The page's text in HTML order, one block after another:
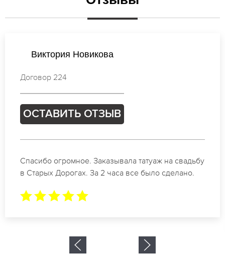
Мария Михайлова
Договор 732
ОСТАВИТЬ ОТЗЫВ
Отличные специалисты своего дела по
коррекции бровей в Старых Дорогах.